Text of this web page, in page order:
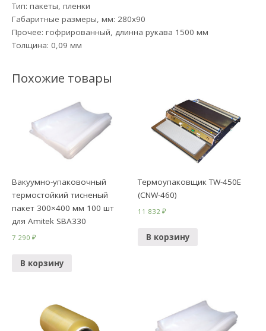
Тип: пакеты, пленки
Габаритные размеры, мм: 280х90
Прочее: гофрированный, длинна рукава 1500 мм
Толщина: 0,09 мм
Похожие товары
Вакуумно-упаковочный
термостойкий тисненый
пакет 300×400 мм 100 шт
для Amitek SBA330
7 290₽
В корзину
Термоупаковщик TW-450E
(CNW-460)
11 832₽
В корзину